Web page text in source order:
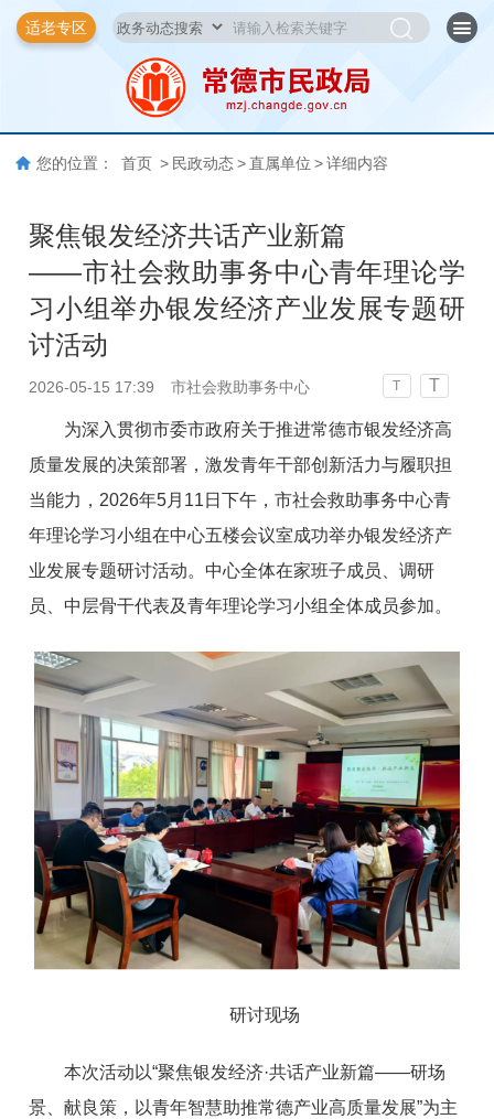
适老专区
您的位置： 首页 > 民政动态 > 直属单位 > 详细内容
聚焦银发经济共话产业新篇
——市社会救助事务中心青年理论学
习小组举办银发经济产业发展专题研
讨活动
2026-05-15 17:39 市社会救助事务中心 T T
为深入贯彻市委市政府关于推进常德市银发经济高
质量发展的决策部署，激发青年干部创新活力与履职担
当能力，2026年5月11日下午，市社会救助事务中心青
年理论学习小组在中心五楼会议室成功举办银发经济产
业发展专题研讨活动。中心全体在家班子成员、调研
员、中层骨干代表及青年理论学习小组全体成员参加。
研讨现场
本次活动以“聚焦银发经济·共话产业新篇——研场
景、献良策，以青年智慧助推常德产业高质量发展”为主